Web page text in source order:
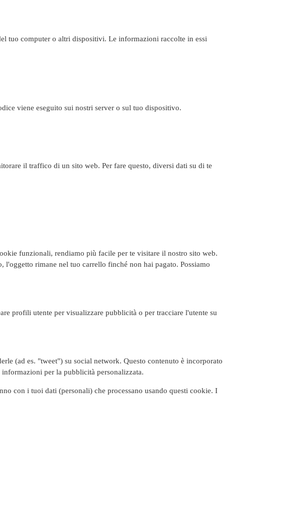
tuo computer o altri dispositivi. Le informazioni raccolte in essi
viene eseguito sui nostri server o sul tuo dispositivo.
il traffico di un sito web. Per fare questo, diversi dati su di te
funzionali, rendiamo più facile per te visitare il nostro sito web.
rimane nel tuo carrello finché non hai pagato. Possiamo
profili utente per visualizzare pubblicità o per tracciare l'utente su
(ad es. "tweet") su social network. Questo contenuto è incorporato
per la pubblicità personalizzata.
con i tuoi dati (personali) che processano usando questi cookie. I